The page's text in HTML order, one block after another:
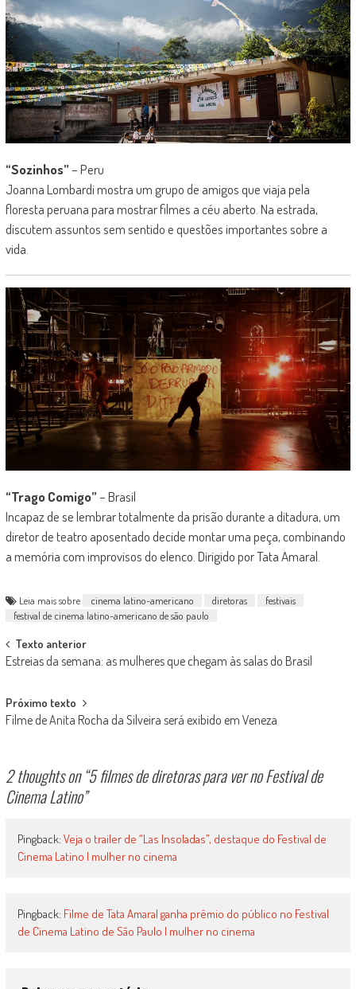
“Sozinhos”– Peru
Joanna Lombardi mostra um grupo de amigos que viaja pela
floresta peruana para mostrar filmes a céu aberto. Na estrada,
discutem assuntos sem sentido e questões importantes sobre a
vida.
“Trago Comigo”– Brasil
Incapaz de se lembrar totalmente da prisão durante a ditadura, um
diretor de teatro aposentado decide montar uma peça, combinando
a memória com improvisos do elenco. Dirigido por Tata Amaral.
Leia mais sobre cinema latino-americano diretoras
festivais
festival de cinema latino-americano de são paulo
Post
navigation
Texto anterior
Estreias da semana: as mulheres que chegam às salas do Brasil
Próximo texto
Filme de Anita Rocha da Silveira será exibido em Veneza
2 thoughts on “5 filmes de diretoras para ver no Festival de
Cinema Latino”
Pingback: Veja o trailer de “Las Insoladas”, destaque do Festival de
Cinema Latino | mulher no cinema
Pingback: Filme de Tata Amaral ganha prêmio do público no Festival
de Cinema Latino de São Paulo | mulher no cinema